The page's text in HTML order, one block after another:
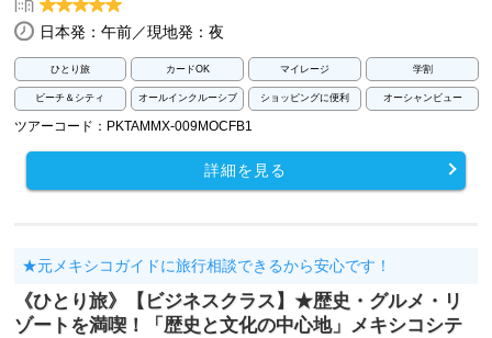
日本発：午前／現地発：夜
ひとり旅 カードOK マイレージ 学割
ビーチ＆シティ オールインクルーシブ ショッピングに便利 オーシャンビュー
ツアーコード：PKTAMMX-009MOCFB1
詳細を見る
★元メキシコガイドに旅行相談できるから安心です！
《ひとり旅》【ビジネスクラス】★歴史・グルメ・リ
ゾートを満喫！「歴史と文化の中心地」メキシコシテ